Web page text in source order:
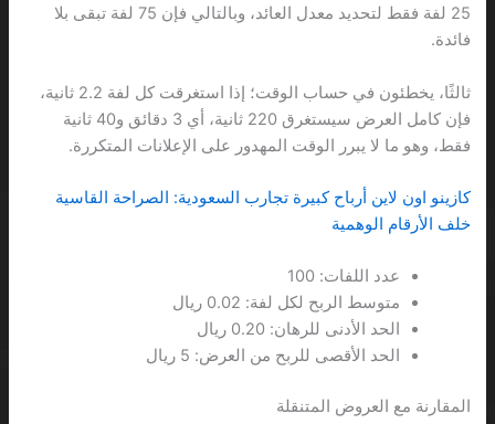
25 لفة فقط لتحديد معدل العائد، وبالتالي فإن 75 لفة تبقى بلا
فائدة.
ثالثًا، يخطئون في حساب الوقت؛ إذا استغرقت كل لفة 2.2 ثانية،
فإن كامل العرض سيستغرق 220 ثانية، أي 3 دقائق و40 ثانية
فقط، وهو ما لا يبرر الوقت المهدور على الإعلانات المتكررة.
كازينو اون لاين أرباح كبيرة تجارب السعودية: الصراحة القاسية
خلف الأرقام الوهمية
عدد اللفات: 100
متوسط الربح لكل لفة: 0.02 ريال
الحد الأدنى للرهان: 0.20 ريال
الحد الأقصى للربح من العرض: 5 ريال
المقارنة مع العروض المتنقلة